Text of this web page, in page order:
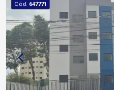
Cód. 647771